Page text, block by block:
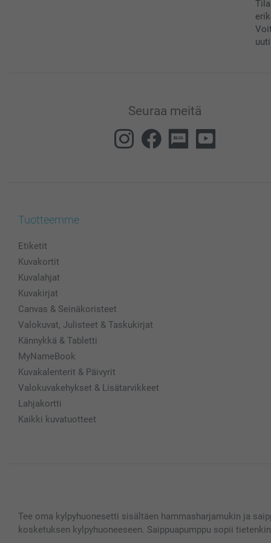
Seuraa meitä
Tuotteemme
Etiketit
Kuvakortit
Kuvalahjat
Kuvakirjat
Canvas & Seinäkoristeet
Valokuvat, Julisteet & Taskukirjat
Kännykkä & Tabletti
MyNameBook
Kuvakalenterit & Päivyrit
Valokuvakehykset & Lisätarvikkeet
Lahjakortti
Kaikki kuvatuotteet
Tee oma kylpyhuonesetti sisältäen hammasharjamukin ja
kosketuksen kylpyhuoneeseen. Saippuapumppu sopii